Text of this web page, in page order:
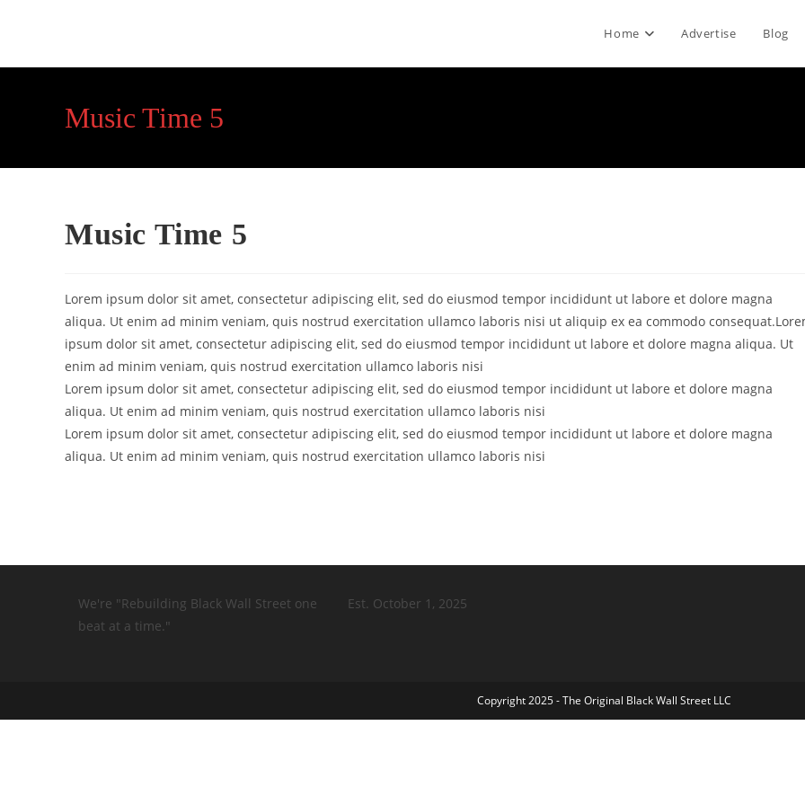
Home Advertise Blog
Music Time 5
Music Time 5
Lorem ipsum dolor sit amet, consectetur adipiscing elit, sed do eiusmod tempor incididunt ut labore et dolore magna
aliqua. Ut enim ad minim veniam, quis nostrud exercitation ullamco laboris nisi ut aliquip ex ea commodo
ipsum dolor sit amet, consectetur adipiscing elit, sed do eiusmod tempor incididunt ut labore et dolore magna aliqua. Ut
enim ad minim veniam, quis nostrud exercitation ullamco laboris nisi
Lorem ipsum dolor sit amet, consectetur adipiscing elit, sed do eiusmod tempor incididunt ut labore et dolore magna
aliqua. Ut enim ad minim veniam, quis nostrud exercitation ullamco laboris nisi
Lorem ipsum dolor sit amet, consectetur adipiscing elit, sed do eiusmod tempor incididunt ut labore et dolore magna
aliqua. Ut enim ad minim veniam, quis nostrud exercitation ullamco laboris nisi
We're "Rebuilding Black Wall Street one
beat at a time."
Est. October 1, 2025
Copyright 2025 - The Original Black Wall Street LLC